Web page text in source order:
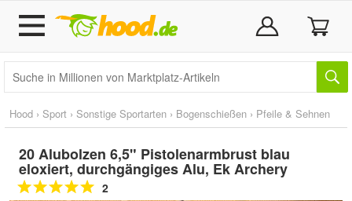
Hood › Sport › Sonstige Sportarten › Bogenschießen › Pfeile & Sehnen
20 Alubolzen 6,5" Pistolenarmbrust blau
eloxiert, durchgängiges Alu, Ek Archery
2